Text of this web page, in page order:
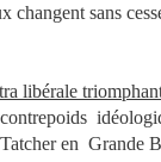
changent sans
libérale
en Grande